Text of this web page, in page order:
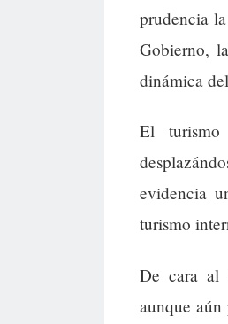
prudencia
Gobierno,
dinámica
El turismo
evidencia
turismo
De cara al
aunque